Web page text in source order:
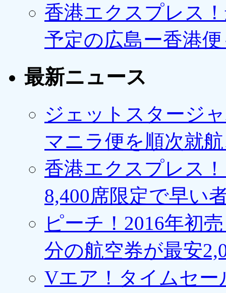
香港エクスプレス
予定の広島ー香港
最新ニュース
ジェットスタージ
マニラ便を順次就
香港エクスプレス
8,400席限定で早い
ピーチ！2016年初
分の航空券が最安
Vエア！タイムセー